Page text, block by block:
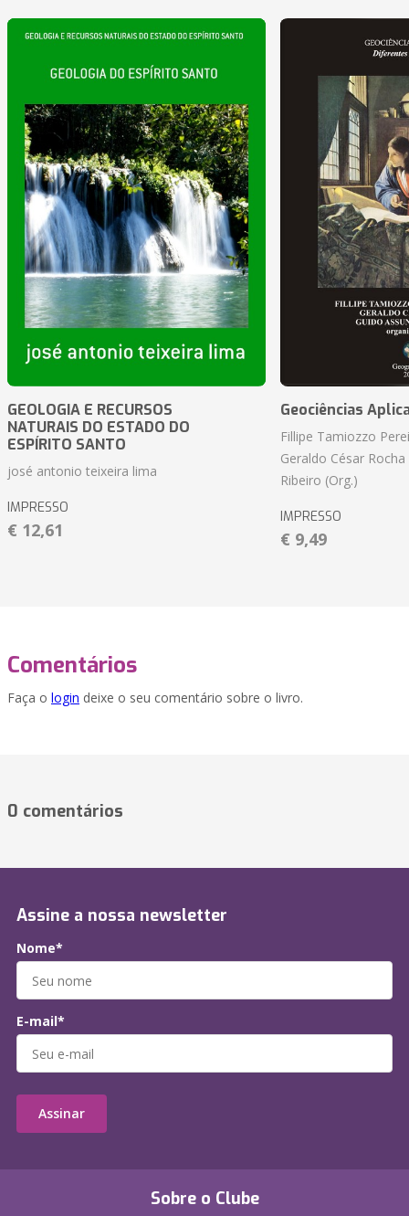
GEOLOGIA E RECURSOS
NATURAIS DO ESTADO DO
ESPÍRITO SANTO
josé antonio teixeira lima
IMPRESSO
€ 12,61
Geociências
Fillipe Tamiozzo
Geraldo César
Ribeiro (Org.)
IMPRESSO
€ 9,49
Comentários
Faça o login deixe o seu comentário sobre o livro.
0 comentários
Sobre o Clube
Assine a nossa newsletter
Nome*
E-mail*
Assinar